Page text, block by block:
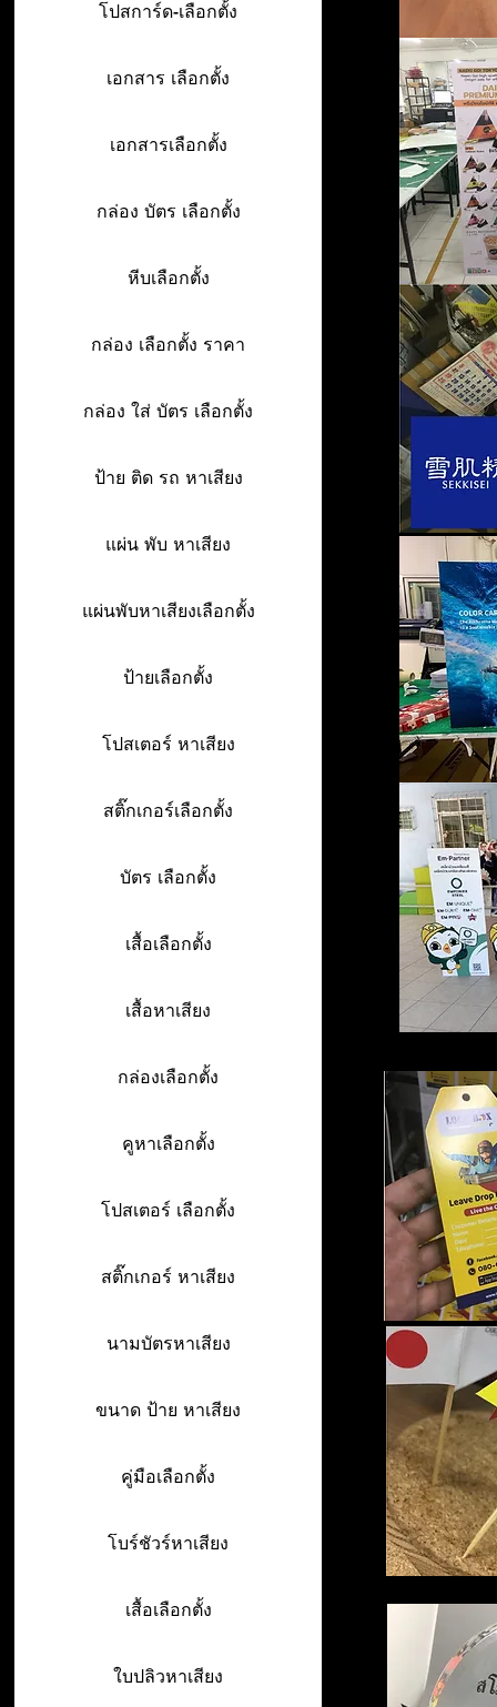
โปสการ์ด-เลือกตั้ง
เอกสาร เลือกตั้ง
เอกสารเลือกตั้ง
กล่อง บัตร เลือกตั้ง
หีบเลือกตั้ง
กล่อง เลือกตั้ง ราคา
กล่อง ใส่ บัตร เลือกตั้ง
ป้าย ติด รถ หาเสียง
แผ่น พับ หาเสียง
แผ่นพับหาเสียงเลือกตั้ง
ป้ายเลือกตั้ง
โปสเตอร์ หาเสียง
สติ๊กเกอร์เลือกตั้ง
บัตร เลือกตั้ง
เสื้อเลือกตั้ง
เสื้อหาเสียง
กล่องเลือกตั้ง
คูหาเลือกตั้ง
โปสเตอร์ เลือกตั้ง
สติ๊กเกอร์ หาเสียง
นามบัตรหาเสียง
ขนาด ป้าย หาเสียง
คู่มือเลือกตั้ง
โบร์ชัวร์หาเสียง
เสื้อเลือกตั้ง
ใบปลิวหาเสียง